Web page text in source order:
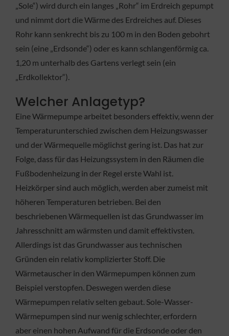
„Sole“) wird durch ein langes „Rohr“ im Erdreich gepumpt
und nimmt dort die Wärme des Erdreiches auf. Dieses
Rohr kann senkrecht bis zu 100 m in den Boden gebohrt
sein (eine „Erdsonde“) oder es kann schlangenförmig ca.
1,20 m unterhalb des Gartens verlegt sein (ein
„Erdkollektor“).
Welcher Anlagetyp?
Eine Wärmepumpe arbeitet besonders effektiv, wenn der
Temperaturunterschied zwischen dem Heizungswasser
und der Wärmequelle möglichst gering ist. Das hat zur
Folge, dass für das Heizungssystem in den Räumen die
Fußbodenheizung in der Regel erste Wahl ist.
Heizkörper sind auch möglich, werden aber zumeist mit
höheren Temperaturen betrieben. Bei den
beschriebenen Wärmequellen ist das Grundwasser im
Jahresschnitt am wärmsten und damit effektivsten.
Allerdings ist das Grundwasser aus technischen
Gründen ein relativ komplizierter Stoff. Die
Wärmetauscher in den Wärmepumpen können zum
Beispiel verstopfen. Deswegen werden diese
Wärmepumpen relativ selten gebaut. Sole-Wasser-
Wärmepumpen sind nur wenig schlechter, erfordern
aber einen hohen Aufwand für die Erdsonde oder den